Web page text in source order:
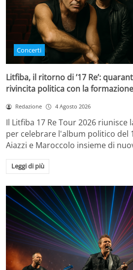
Concerti
Litfiba, il ritorno di ’17 Re’:
rivincita politica con la
Redazione 4 Agosto 2026
Il Litfiba 17 Re Tour 2026
per celebrare l'album politico del
Aiazzi e Maroccolo insieme di
Leggi di più